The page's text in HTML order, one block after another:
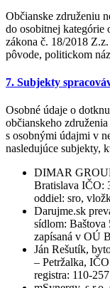
Občianske združeniu
do osobitnej kategórie
zákona č. 18/2018
pôvode, politickom
7. Subjekty
Osobné údaje o
občianskeho
s osobnými údajmi v
nasledujúce subjekty,
DIMAR
Bratislava IČO:
oddiel: sro,
Darujme.sk
sídlom: Baštova
zapísaná v OÚ
Ján Rešutík,
– Petržalka,
registra: 110-